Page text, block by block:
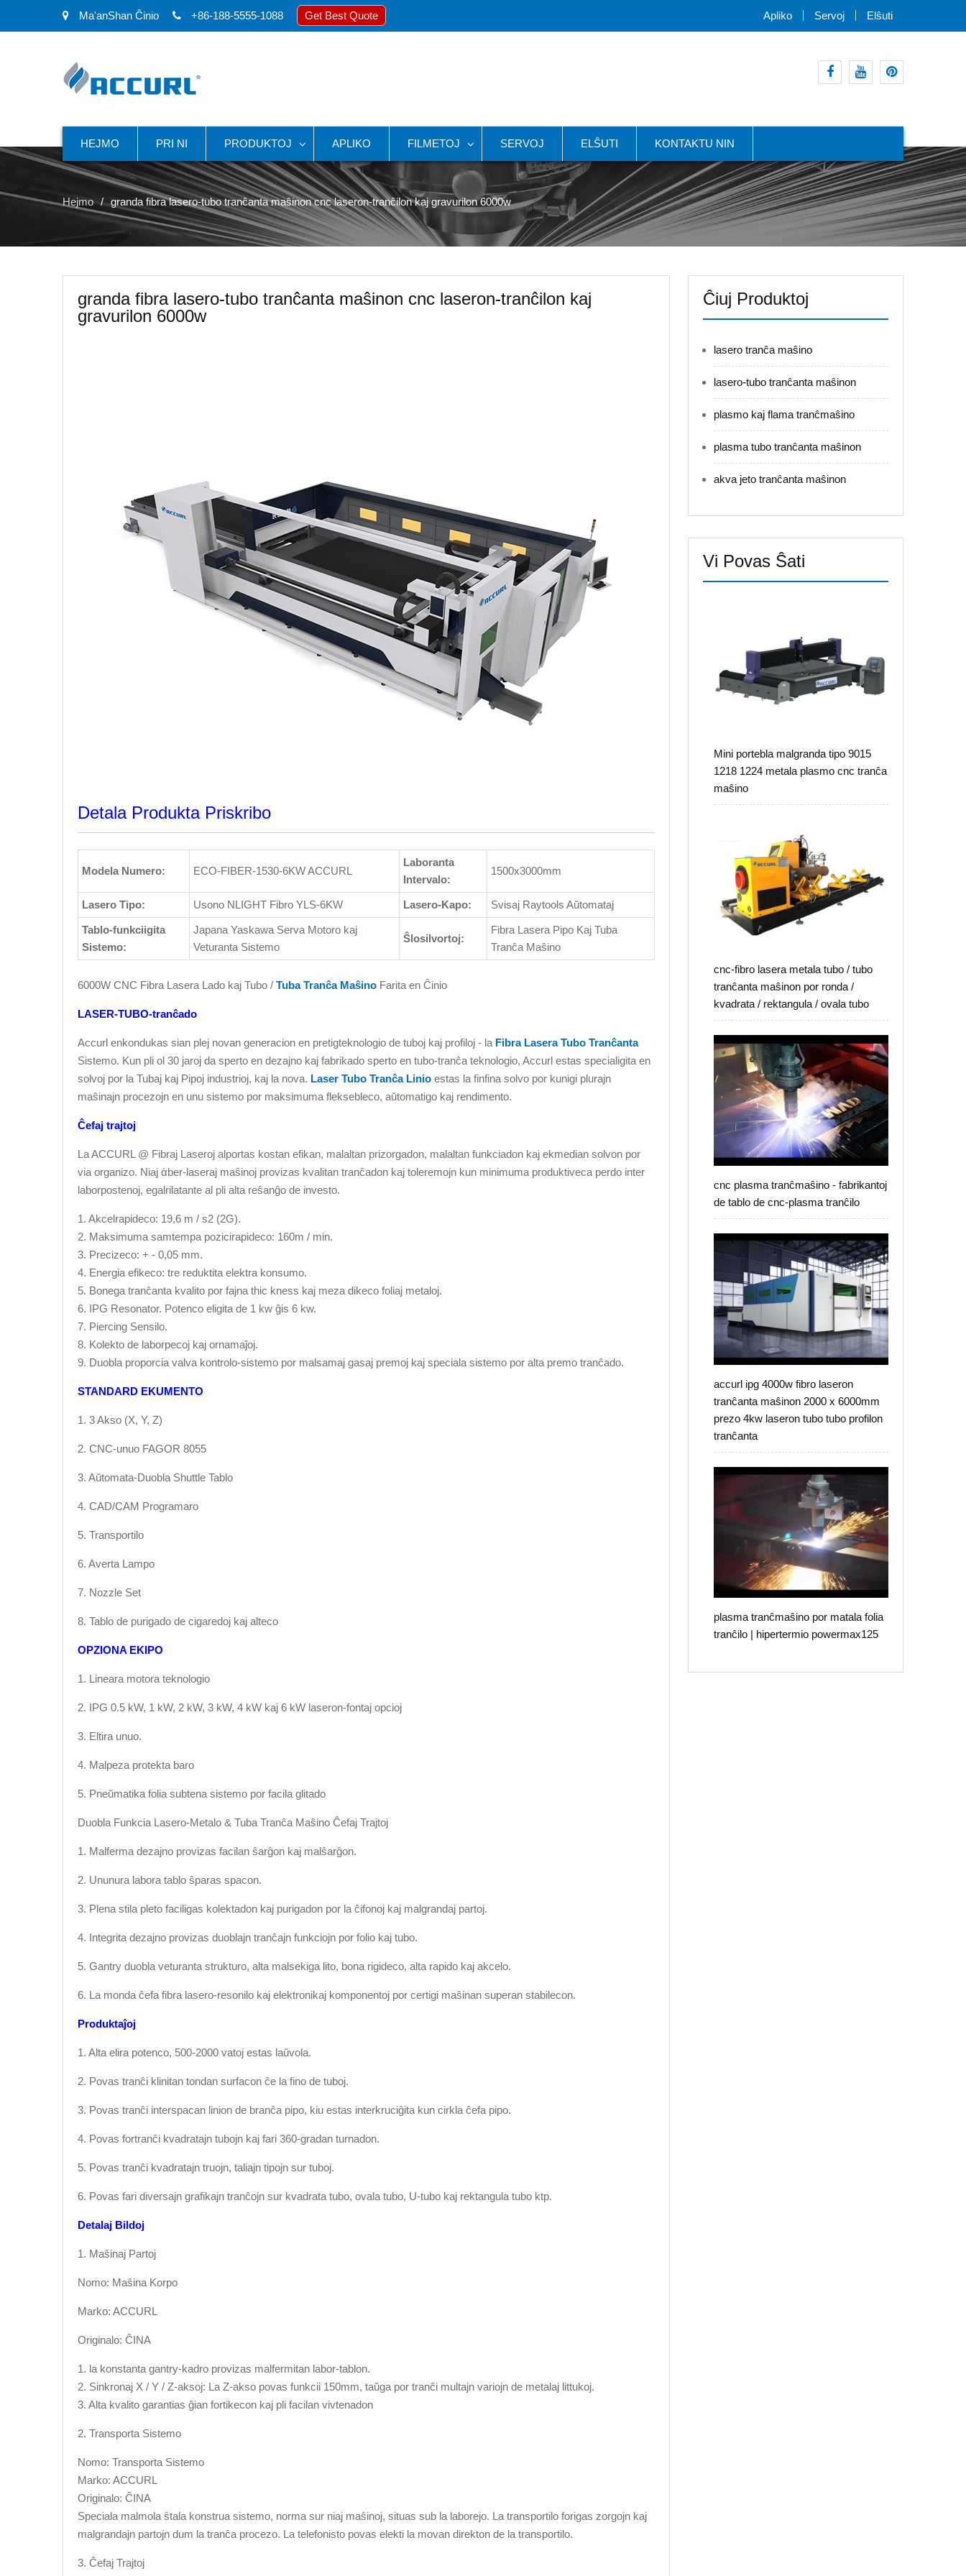
Ma'anShan Ĉinio +86-188-5555-1088 Get Best Quote Apliko Servoj Elŝuti
HEJMO PRI NI PRODUKTOJ APLIKO FILMETOJ SERVOJ ELŜUTI KONTAKTU NIN
Hejmo granda fibra lasero-tubo tranĉanta maŝinon cnc laseron-tranĉilon kaj gravurilon 6000w
granda fibra lasero-tubo tranĉanta maŝinon cnc laseron-tranĉilon kaj
gravurilon 6000w
Detala Produkta Priskribo
Modela Numero: ECO-FIBER-1530-6KW ACCURL
Laboranta
Intervalo:
1500x3000mm
Lasero Tipo: Usono NLIGHT Fibro YLS-6KW Lasero-Kapo: Svisaj Raytools Aŭtomataj
Tablo-funkciigita
Sistemo:
Japana Yaskawa Serva Motoro kaj
Veturanta Sistemo
Ŝlosilvortoj:
Fibra Lasera Pipo Kaj Tuba
Tranĉa Maŝino
6000W CNC Fibra Lasera Lado kaj Tubo / Tuba Tranĉa Maŝino Farita en Ĉinio
LASER-TUBO-tranĉado
Accurl enkondukas sian plej novan generacion en pretigteknologio de tuboj kaj profiloj - la Fibra Lasera Tubo Tranĉanta
Sistemo. Kun pli ol 30 jaroj da sperto en dezajno kaj fabrikado sperto en tubo-tranĉa teknologio, Accurl estas specialigita en
solvoj por la Tubaj kaj Pipoj industrioj, kaj la nova. Laser Tubo Tranĉa Linio estas la finfina solvo por kunigi plurajn
maŝinajn procezojn en unu sistemo por maksimuma fleksebleco, aŭtomatigo kaj rendimento.
Ĉefaj trajtoj
La ACCURL @ Fibraj Laseroj alportas kostan efikan, malaltan prizorgadon, malaltan funkciadon kaj ekmedian solvon por
via organizo. Niaj ἀber-laseraj maŝinoj provizas kvalitan tranĉadon kaj toleremojn kun minimuma produktiveca perdo inter
laborpostenoj, egalrilatante al pli alta reŝanĝo de investo.
1. Akcelrapideco: 19,6 m / s2 (2G).
2. Maksimuma samtempa pozicirapideco: 160m / min.
3. Precizeco: + - 0,05 mm.
4. Energia efikeco: tre reduktita elektra konsumo.
5. Bonega tranĉanta kvalito por fajna thic kness kaj meza dikeco foliaj metaloj.
6. IPG Resonator. Potenco eligita de 1 kw ĝis 6 kw.
7. Piercing Sensilo.
8. Kolekto de laborpecoj kaj ornamaĵoj.
9. Duobla proporcia valva kontrolo-sistemo por malsamaj gasaj premoj kaj speciala sistemo por alta premo tranĉado.
STANDARD EKUMENTO
1. 3 Akso (X, Y, Z)
2. CNC-unuo FAGOR 8055
3. Aŭtomata-Duobla Shuttle Tablo
4. CAD/CAM Programaro
5. Transportilo
6. Averta Lampo
7. Nozzle Set
8. Tablo de purigado de cigaredoj kaj alteco
OPZIONA EKIPO
1. Lineara motora teknologio
2. IPG 0.5 kW, 1 kW, 2 kW, 3 kW, 4 kW kaj 6 kW laseron-fontaj opcioj
3. Eltira unuo.
4. Malpeza protekta baro
5. Pneŭmatika folia subtena sistemo por facila glitado
Duobla Funkcia Lasero-Metalo & Tuba Tranĉa Maŝino Ĉefaj Trajtoj
1. Malferma dezajno provizas facilan ŝarĝon kaj malŝarĝon.
2. Ununura labora tablo ŝparas spacon.
3. Plena stila pleto faciligas kolektadon kaj purigadon por la ĉifonoj kaj malgrandaj partoj.
4. Integrita dezajno provizas duoblajn tranĉajn funkciojn por folio kaj tubo.
5. Gantry duobla veturanta strukturo, alta malsekiga lito, bona rigideco, alta rapido kaj akcelo.
6. La monda ĉefa fibra lasero-resonilo kaj elektronikaj komponentoj por certigi maŝinan superan stabilecon.
Produktaĵoj
1. Alta elira potenco, 500-2000 vatoj estas laŭvola.
2. Povas tranĉi klinitan tondan surfacon ĉe la fino de tuboj.
3. Povas tranĉi interspacan linion de branĉa pipo, kiu estas interkruciĝita kun cirkla ĉefa pipo.
4. Povas fortranĉi kvadratajn tubojn kaj fari 360-gradan turnadon.
5. Povas tranĉi kvadratajn truojn, taliajn tipojn sur tuboj.
6. Povas fari diversajn grafikajn tranĉojn sur kvadrata tubo, ovala tubo, U-tubo kaj rektangula tubo ktp.
Detalaj Bildoj
1. Maŝinaj Partoj
Nomo: Maŝina Korpo
Marko: ACCURL
Originalo: ĈINA
1. la konstanta gantry-kadro provizas malfermitan labor-tablon.
2. Sinkronaj X / Y / Z-aksoj: La Z-akso povas funkcii 150mm, taŭga por tranĉi multajn variojn de metalaj littukoj.
3. Alta kvalito garantias ĝian fortikecon kaj pli facilan vivtenadon
2. Transporta Sistemo
Nomo: Transporta Sistemo
Marko: ACCURL
Originalo: ĈINA
Speciala malmola ŝtala konstrua sistemo, norma sur niaj maŝinoj, situas sub la laborejo. La transportilo forigas zorgojn kaj
malgrandajn partojn dum la tranĉa procezo. La telefonisto povas elekti la movan direkton de la transportilo.
3. Ĉefaj Trajtoj
Ĉiuj Produktoj
lasero tranĉa maŝino
lasero-tubo tranĉanta maŝinon
plasmo kaj flama tranĉmaŝino
plasma tubo tranĉanta maŝinon
akva jeto tranĉanta maŝinon
Vi Povas Ŝati
Mini portebla malgranda tipo 9015
1218 1224 metala plasmo cnc tranĉa
maŝino
cnc-fibro lasera metala tubo / tubo
tranĉanta maŝinon por ronda /
kvadrata / rektangula / ovala tubo
cnc plasma tranĉmaŝino - fabrikantoj
de tablo de cnc-plasma tranĉilo
accurl ipg 4000w fibro laseron
tranĉanta maŝinon 2000 x 6000mm
prezo 4kw laseron tubo tubo profilon
tranĉanta
plasma tranĉmaŝino por matala folia
tranĉilo | hipertermio powermax125